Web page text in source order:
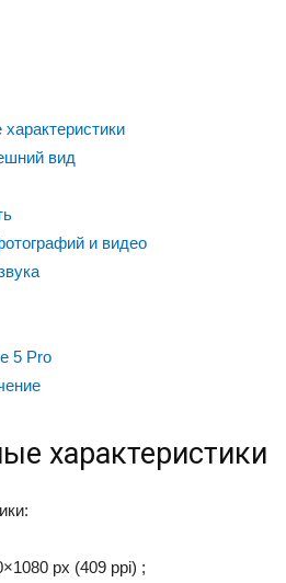
вид
и видео
5 Pro
характеристики
px (409 ppi) ;